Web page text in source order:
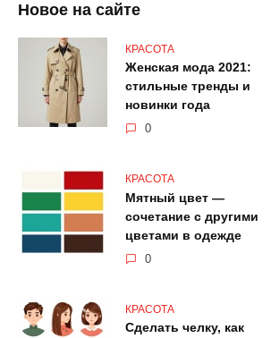
Новое на сайте
КРАСОТА
Женская мода 2021:
стильные тренды и
новинки года
0
КРАСОТА
Мятный цвет —
сочетание с другими
цветами в одежде
0
КРАСОТА
Сделать челку, как